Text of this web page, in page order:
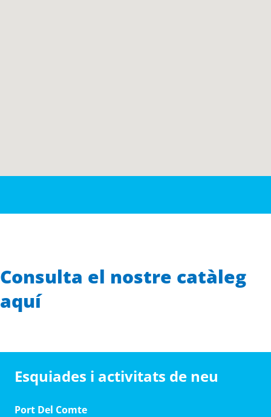
Consulta el nostre catàleg
aquí
Esquiades i activitats de neu
Port Del Comte